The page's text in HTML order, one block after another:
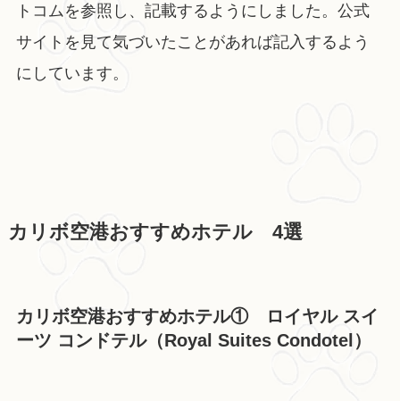
トコムを参照し、記載するようにしました。公式
サイトを見て気づいたことがあれば記入するよう
にしています。
カリボ空港おすすめホテル 4選
カリボ空港おすすめホテル① ロイヤル スイ
ーツ コンドテル（Royal Suites Condotel）